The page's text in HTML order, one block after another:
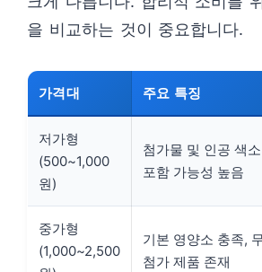
을 비교하는 것이 중요합니다.
가격대 주요 특징
저가형
(500~1,000
원)
첨가물 및 인공 색소
포함 가능성 높음
중가형
(1,000~2,500
기본 영양소 충족,
첨가 제품 존재